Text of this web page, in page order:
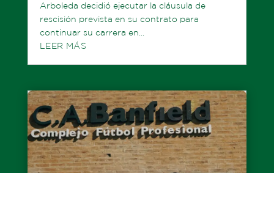
Arboleda decidió ejecutar la cláusula de
rescisión prevista en su contrato para
continuar su carrera en...
LEER MÁS